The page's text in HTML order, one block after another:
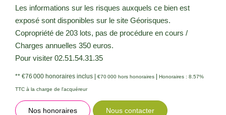
Les informations sur les risques auxquels ce bien est
exposé sont disponibles sur le site Géorisques.
Copropriété de 203 lots, pas de procédure en cours /
Charges annuelles 350 euros.
Pour visiter 02.51.54.31.35
** €76 000 honoraires inclus | €70 000 hors honoraires | Honoraires : 8.57%
TTC à la charge de l'acquéreur
Nos honoraires Nous contacter